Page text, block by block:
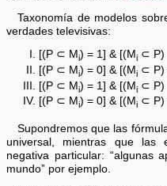
Taxonomía de modelos
verdades televisivas:
[(P ⊂ Mi) = 1] & [(Mi⊂ P)
[(P ⊂ Mi) = 0] & [(Mi⊂ P)
[(P ⊂ Mi) = 1] & [(Mi⊂ P)
[(P ⊂ Mi) = 0] & [(Mi⊂ P)
Supondremos que las
universal, mientras que las
negativa particular: “algunas
mundo” por ejemplo.